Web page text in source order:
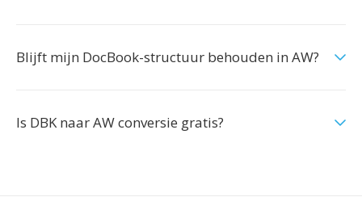
Blijft mijn DocBook-structuur behouden in AW?
Is DBK naar AW conversie gratis?